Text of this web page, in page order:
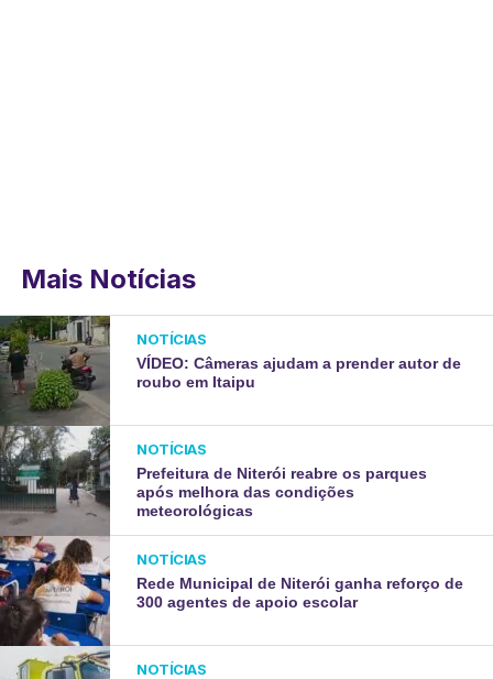
Mais Notícias
NOTÍCIAS
VÍDEO: Câmeras ajudam a prender autor de
roubo em Itaipu
NOTÍCIAS
Prefeitura de Niterói reabre os parques
após melhora das condições
meteorológicas
NOTÍCIAS
Rede Municipal de Niterói ganha reforço de
300 agentes de apoio escolar
NOTÍCIAS